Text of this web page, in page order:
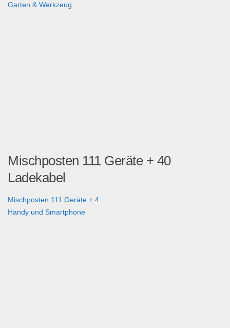
Garten & Werkzeug
Mischposten 111 Geräte + 40
Ladekabel
Mischposten 111 Geräte + 4...
Handy und Smartphone